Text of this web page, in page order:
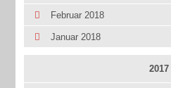
Februar 2018
Januar 2018
2017